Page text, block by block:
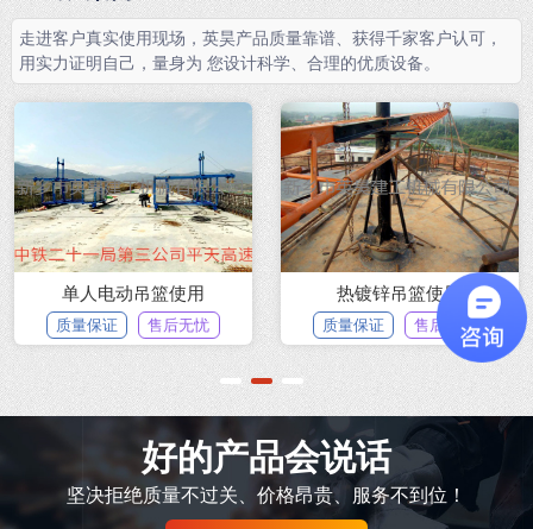
走进客户真实使用现场，英昊产品质量靠谱、获得千家客户认可，
用实力证明自己，量身为 您设计科学、合理的优质设备。
单人电动吊篮使用
质量保证 售后无忧
热镀锌吊篮使用
质量保证 售后无忧
1 2 3
好的产品会说话
坚决拒绝质量不过关、价格昂贵、服务不到位！